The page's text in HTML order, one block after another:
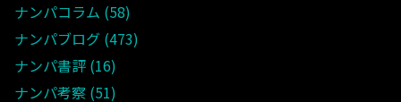
ナンパコラム 58
ナンパブログ 473
ナンパ書評 16
ナンパ考察 51